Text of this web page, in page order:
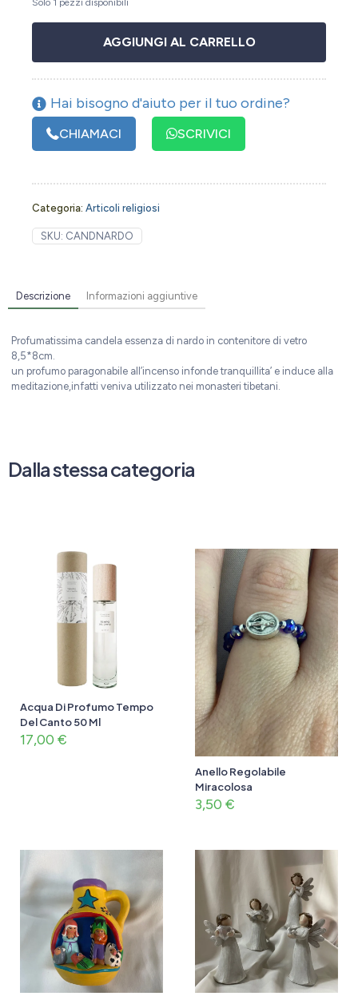
Solo 1 pezzi disponibili
AGGIUNGI AL CARRELLO
Hai bisogno d'aiuto per il tuo ordine?
CHIAMACI SCRIVICI
Categoria: Articoli religiosi
SKU: CANDNARDO
Descrizione Informazioni aggiuntive
Profumatissima candela essenza di nardo in contenitore di vetro
8,5*8cm.
un profumo paragonabile all’incenso infonde tranquillita’ e induce alla
meditazione,infatti veniva utilizzato nei monasteri tibetani.
Dalla stessa categoria
Acqua Di Profumo Tempo
Del Canto 50 Ml
17,00 €
Anello Regolabile
Miracolosa
3,50 €